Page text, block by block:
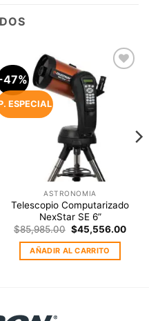
47%
ESPECIAL
Agregar
ASTRONOMIA
Telescopio Computarizado
NexStar SE 6”
$85,985.00 Original
price
was:
$85,985.00.
$45,556.00
AÑADIR AL CARRITO